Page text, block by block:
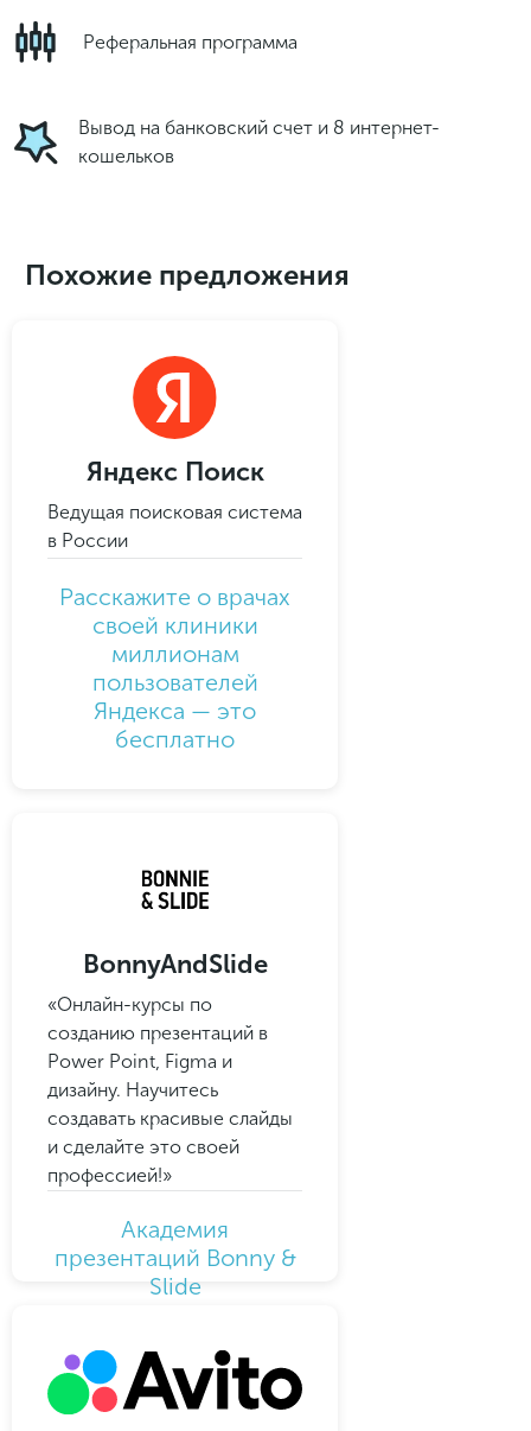
Реферальная программа
Вывод на банковский счет и 8 интернет-
кошельков
Похожие предложения
Яндекс Поиск
Ведущая поисковая система
в России
Расскажите о врачах
своей клиники
миллионам
пользователей
Яндекса — это
бесплатно
BonnyAndSlide
«Онлайн-курсы по
созданию презентаций в
Power Point, Figma и
дизайну. Научитесь
создавать красивые слайды
и сделайте это своей
профессией!»
Академия
презентаций Bonny &
Slide
Подписывайтесь в
И получайте подборку новых
классных предложений
Подписаться